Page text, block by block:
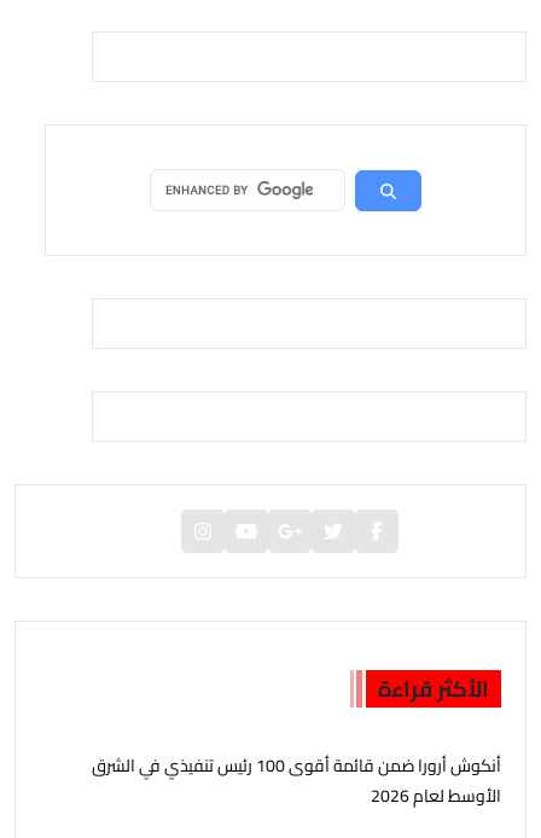
الأكثر قراءة
أنكوش أرورا ضمن قائمة أقوى 100 رئيس تنفيذي في الشرق
الأوسط لعام 2026